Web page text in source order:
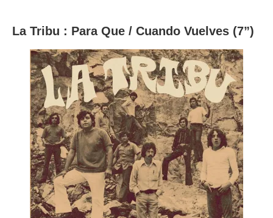
La Tribu : Para Que / Cuando Vuelves (7”)